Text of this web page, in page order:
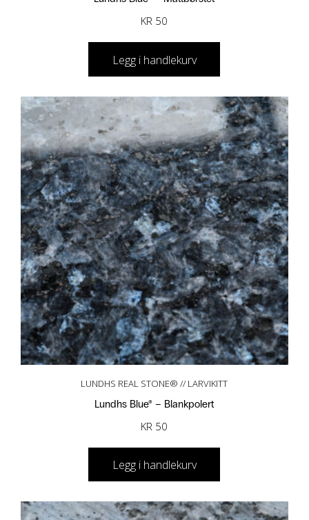
KR 50
Legg i handlekurv
LUNDHS REAL STONE® // LARVIKITT
Lundhs Blue® – Blankpolert
KR 50
Legg i handlekurv